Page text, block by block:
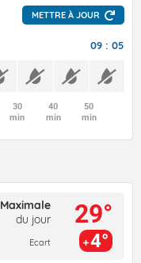
METTRE À JOUR
09 : 05
30
min
40
min
50
min
Maximale
du jour
Ecart
29°
4°